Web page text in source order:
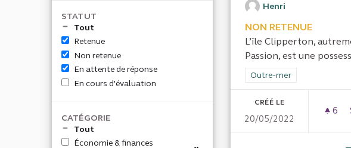
STATUT
Tout
Retenue
Non retenue
En attente de réponse
En cours d'évaluation
CATÉGORIE
Tout
Économie & finances
Henri
NON RETENUE
L’île Clipperton,
Passion, est une
Filtrer les résultats de la
Outre-mer
CRÉÉ LE
20/05/2022
6